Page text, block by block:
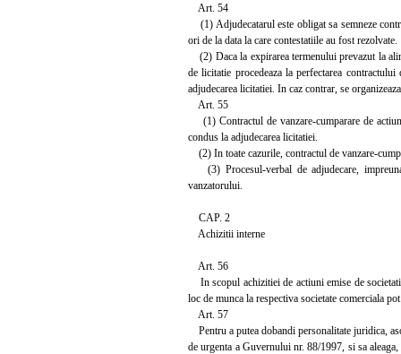
Art. 54
(1) Adjudecatarul este obligat sa semneze
ori de la data la care contestatiile au fost rezolvate.
(2) Daca la expirarea termenului prevazut la
de licitatie procedeaza la perfectarea
adjudecarea licitatiei. In caz contrar, se
Art. 55
(1) Contractul de vanzare-cumparare de
condus la adjudecarea licitatiei.
(2) In toate cazurile, contractul de vanzare-
(3) Procesul-verbal de adjudecare,
vanzatorului.
CAP. 2
Achizitii interne
Art. 56
In scopul achizitiei de actiuni emise de
loc de munca la respectiva societate comerciala
Art. 57
Pentru a putea dobandi personalitate juridica,
de urgenta a Guvernului nr. 88/1997, si sa